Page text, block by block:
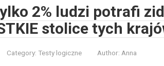
2% ludzi potrafi
stolice tych
Category: Testy logiczne Author: Anna